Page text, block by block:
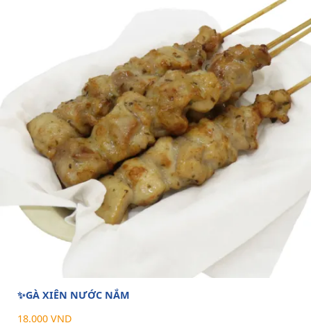
✨GÀ XIÊN NƯỚC NẮM
18.000 VND